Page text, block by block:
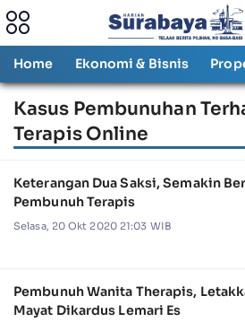
Home Ekonomi & Bisnis
Kasus Pembunuhan
Terapis Online
Keterangan Dua Saksi, Semakin
Pembunuh Terapis
Selasa, 20 Okt 2020 21:03 WIB
Pembunuh Wanita Therapis,
Mayat Dikardus Lemari Es